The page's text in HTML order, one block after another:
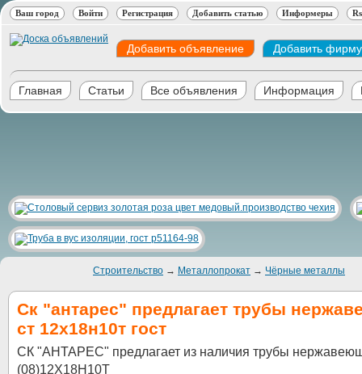
Ваш город Войти Регистрация Добавить статью Информеры
Добавить объявление Добавить фирму
Главная Статьи Все объявления Информация
Строительство → Металлопрокат → Чёрные металлы
Ск "антарес" предлагает трубы
ст 12х18н10т гост
СК "АНТАРЕС" предлагает из наличия трубы
(08)12Х18Н10Т